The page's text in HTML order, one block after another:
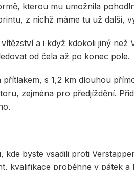
kterou mu umožnila
z nichž máme tu už další,
a i když kdokoli jiný než
od čela až po konec pole.
s 1,2 km dlouhou
zejména pro předjíždění.
byste vsadili proti
kvalifikace proběhne v pátek a